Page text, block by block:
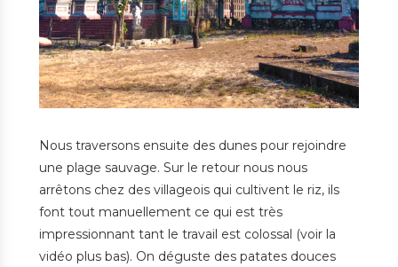
Nous traversons ensuite des dunes pour rejoindre
une plage sauvage. Sur le retour nous nous
arrêtons chez des villageois qui cultivent le riz, ils
font tout manuellement ce qui est très
impressionnant tant le travail est colossal (voir la
vidéo plus bas). On déguste des patates douces